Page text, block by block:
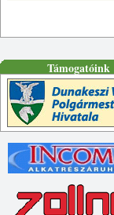
Támogatóink